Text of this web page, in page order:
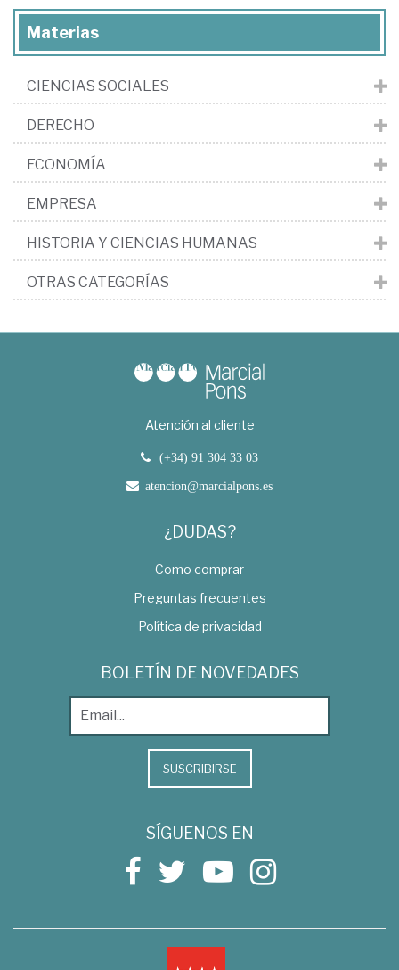
Materias
CIENCIAS SOCIALES
DERECHO
ECONOMÍA
EMPRESA
HISTORIA Y CIENCIAS HUMANAS
OTRAS CATEGORÍAS
Atención al cliente
(+34) 91 304 33 03
atencion@marcialpons.es
¿DUDAS?
Como comprar
Preguntas frecuentes
Política de privacidad
BOLETÍN DE NOVEDADES
SUSCRIBIRSE
SÍGUENOS EN